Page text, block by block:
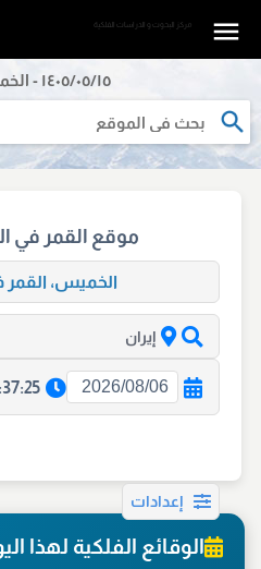
١٤٠٥/٠٥/١٥ - الخميس ٢٢ صفر ١٤٤٨ - ٢٠٢٦/٠٨/٠٦
مرکز البحوث و الدراسات الفلکیة
موقع القمر في
الخميس، القمر
إيران
إعدادات
الوقائع الفلكية لهذا